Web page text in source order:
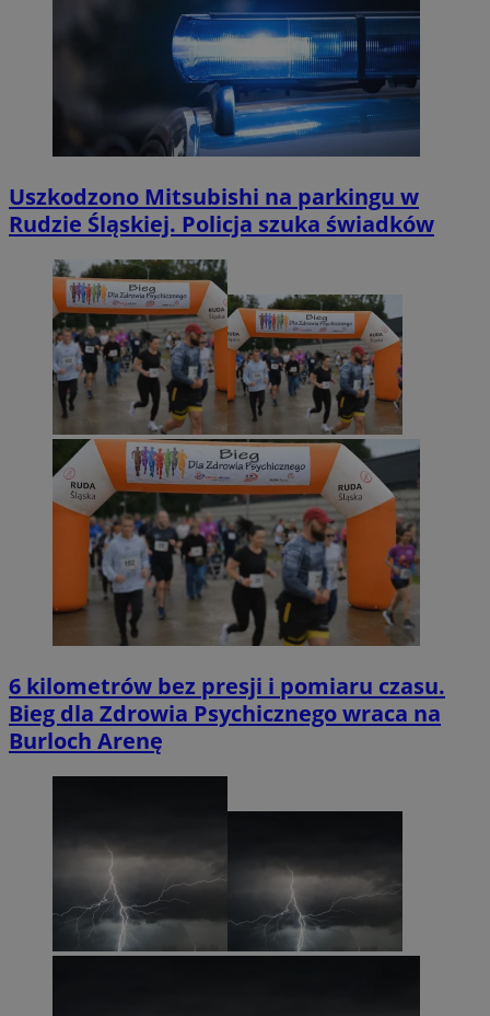
Uszkodzono Mitsubishi na parkingu w
Rudzie Śląskiej. Policja szuka świadków
6 kilometrów bez presji i pomiaru czasu.
Bieg dla Zdrowia Psychicznego wraca na
Burloch Arenę